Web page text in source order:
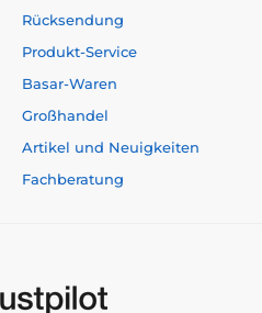
Rücksendung
Produkt-Service
Basar-Waren
Großhandel
Artikel und Neuigkeiten
Fachberatung